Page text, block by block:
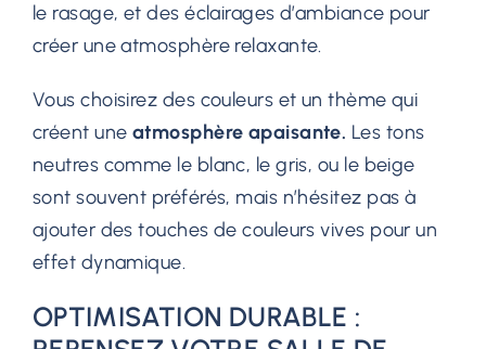
le rasage, et des éclairages d’ambiance pour
créer une atmosphère relaxante.
Vous choisirez des couleurs et un thème qui
créent une atmosphère apaisante. Les tons
neutres comme le blanc, le gris, ou le beige
sont souvent préférés, mais n’hésitez pas à
ajouter des touches de couleurs vives pour un
effet dynamique.
OPTIMISATION DURABLE :